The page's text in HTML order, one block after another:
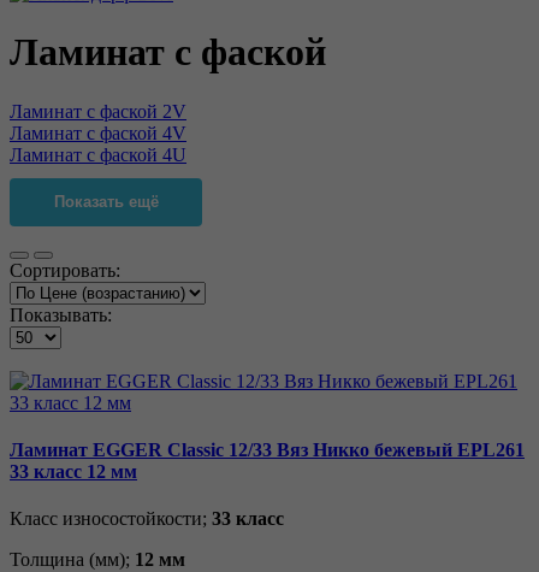
Ламинат с фаской
Ламинат с фаской 2V
Ламинат с фаской 4V
Ламинат с фаской 4U
Показать ещё
Сортировать:
Показывать:
Ламинат EGGER Classic 12/33 Вяз Никко бежевый EPL261
33 класс 12 мм
Класс износостойкости; 33 класс
Толщина (мм); 12 мм